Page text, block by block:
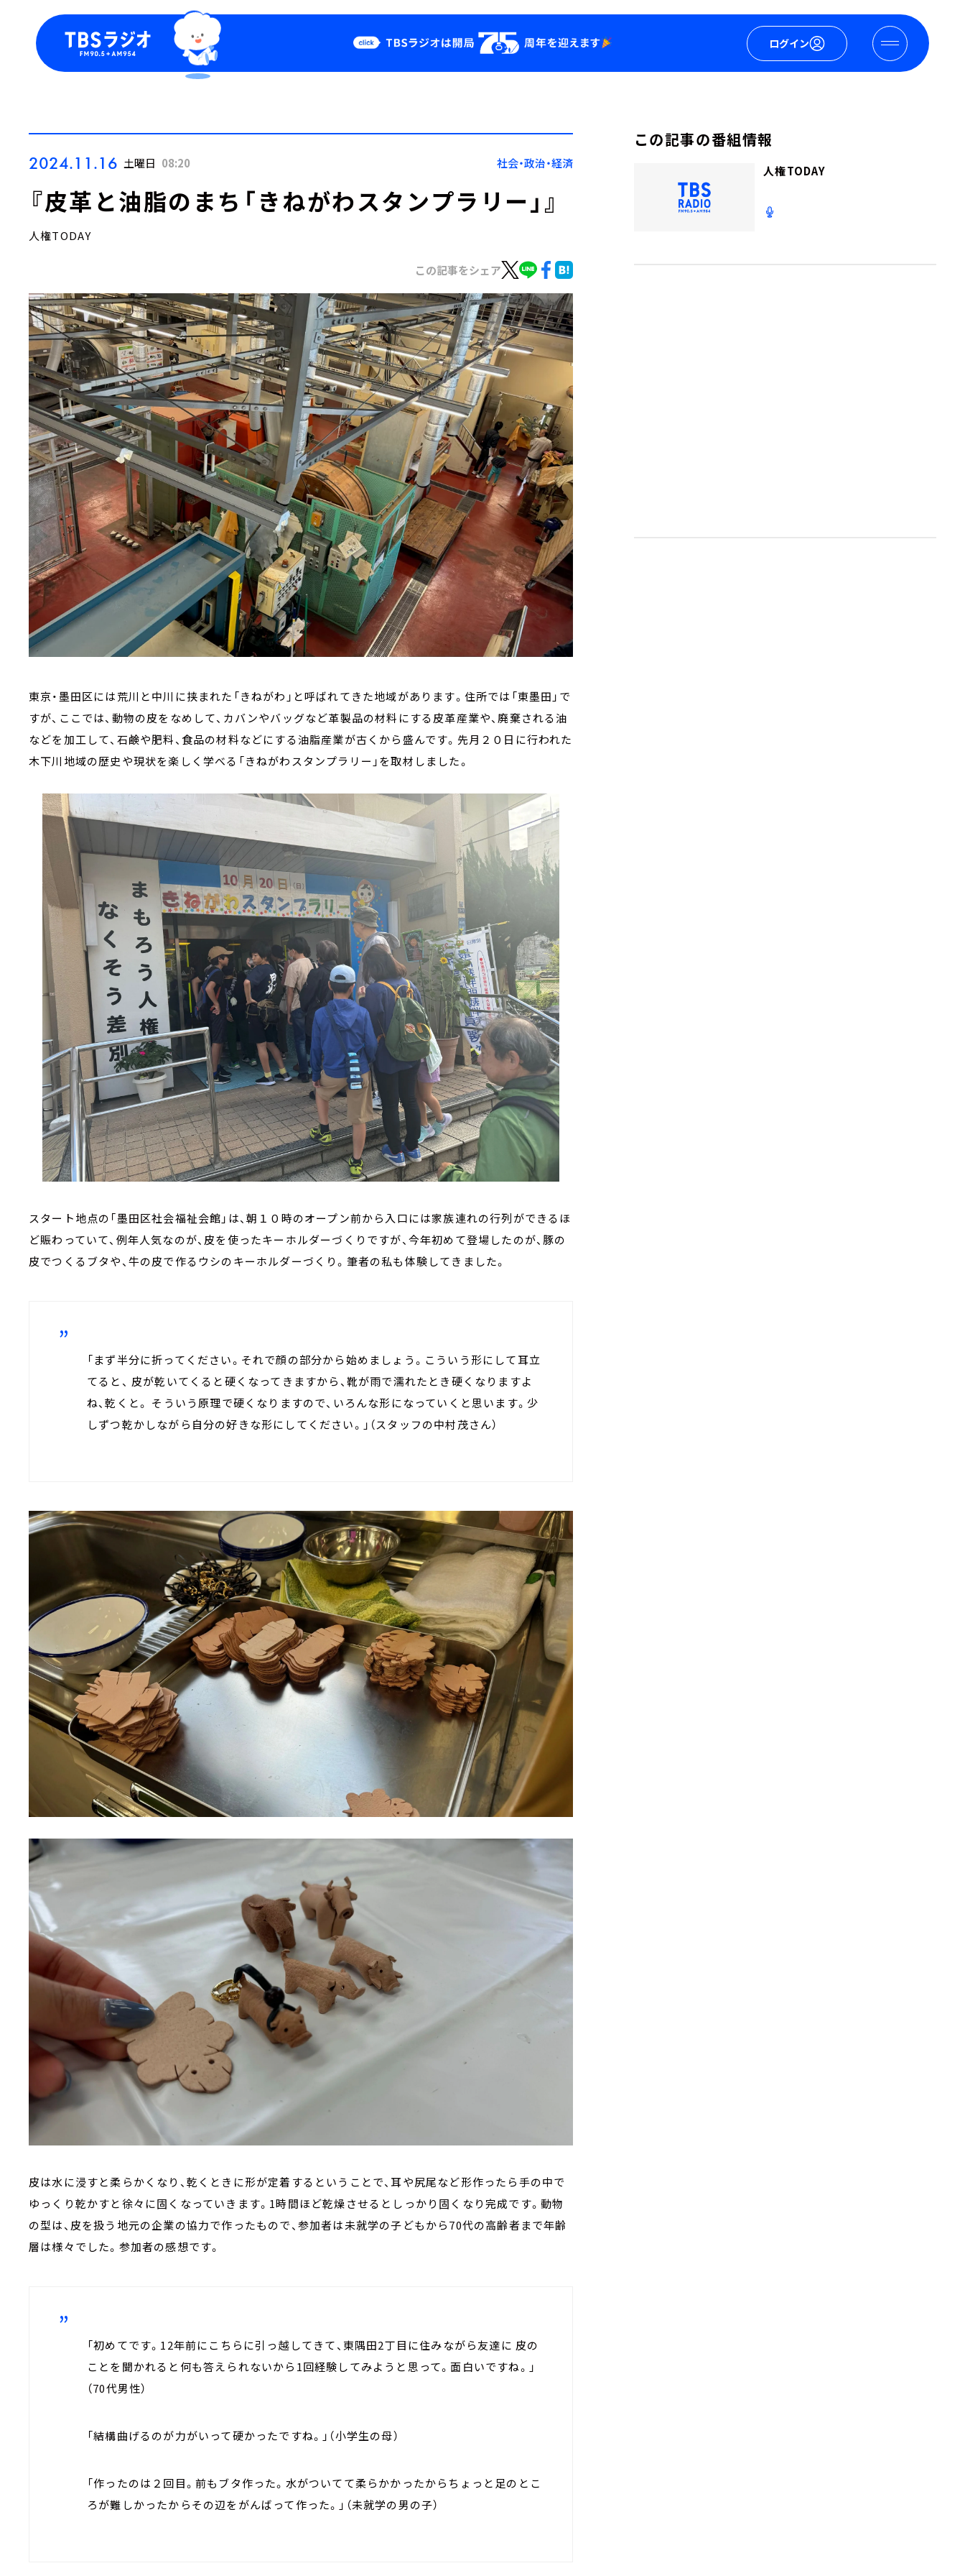
ログイン
Podcast
YouTube
会社情報
2024.11.16 土曜日 08:20 社会・政治・経済
『皮革と油脂のまち「きねがわスタンプラリー」』
人権TODAY
この記事をシェア
東京・墨田区には荒川と中川に挟まれた「きねがわ」と呼ばれてきた地域があります。住所では「東墨田」で
すが、ここでは、動物の皮をなめして、カバンやバッグなど革製品の材料にする皮革産業や、廃棄される油
などを加工して、石鹸や肥料、食品の材料などにする油脂産業が古くから盛んです。先月２０日に行われた
木下川地域の歴史や現状を楽しく学べる「きねがわスタンプラリー」を取材しました。
スタート地点の「墨田区社会福祉会館」は、朝１０時のオープン前から入口には家族連れの行列ができるほ
ど賑わっていて、例年人気なのが、皮を使ったキーホルダーづくりですが、今年初めて登場したのが、豚の
皮でつくるブタや、牛の皮で作るウシのキーホルダーづくり。筆者の私も体験してきました。
「まず半分に折ってください。それで顔の部分から始めましょう。こういう形にして耳立
てると、 皮が乾いてくると硬くなってきますから、靴が雨で濡れたとき硬くなりますよ
ね、乾くと。 そういう原理で硬くなりますので、いろんな形になっていくと思います。少
しずつ乾かしながら自分の好きな形にしてください。」（スタッフの中村茂さん）
皮は水に浸すと柔らかくなり、乾くときに形が定着するということで、耳や尻尾など形作ったら手の中で
ゆっくり乾かすと徐々に固くなっていきます。1時間ほど乾燥させるとしっかり固くなり完成です。動物
の型は、皮を扱う地元の企業の協力で作ったもので、参加者は未就学の子どもから70代の高齢者まで年齢
層は様々でした。参加者の感想です。
「初めてです。12年前にこちらに引っ越してきて、東隅田2丁目に住みながら友達に 皮の
ことを聞かれると何も答えられないから1回経験してみようと思って。面白いですね。」
（70代男性）
「結構曲げるのが力がいって硬かったですね。」（小学生の母）
「作ったのは２回目。前もブタ作った。水がついてて柔らかかったからちょっと足のとこ
ろが難しかったからその辺をがんばって作った。」（未就学の男の子）
この記事の番組情報
人権TODAY